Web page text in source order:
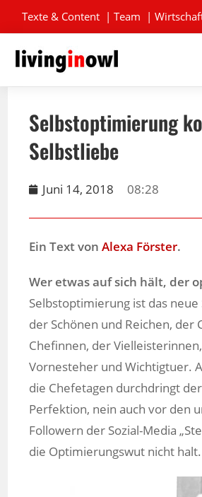
Texte & Content | Team |
Selbstoptimierung
Selbstliebe
Juni 14, 2018 08:28
Ein Text vonAlexa Förster.
Wer etwas auf sich hält, der
Selbstoptimierung ist das
der Schönen und Reichen, der
Chefinnen, der
Vornesteher und Wichtigtuer.
die Chefetagen durchdringt
Perfektion, nein auch vor den
Followern der Sozial-Media
die Optimierungswut nicht halt.